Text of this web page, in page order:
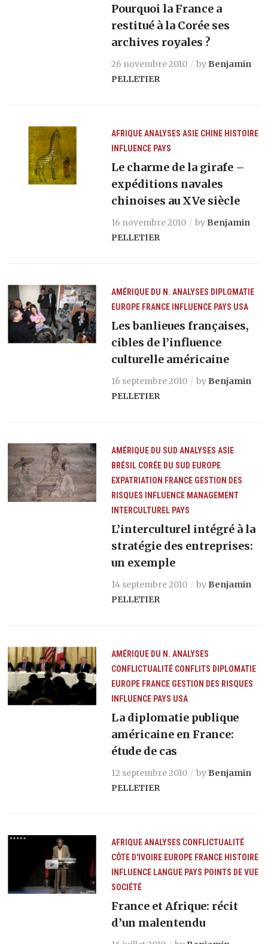
Pourquoi la France a
restitué à la Corée ses
archives royales ?
26 novembre 2010 by Benjamin
PELLETIER
AFRIQUEANALYSES ASIE CHINE HISTOIRE
INFLUENCE PAYS
Le charme de la girafe –
expéditions navales
chinoises au XVe siècle
16 novembre 2010 by Benjamin
PELLETIER
AMÉRIQUE DU N. ANALYSES DIPLOMATIE
EUROPE FRANCE INFLUENCE PAYS USA
Les banlieues françaises,
cibles de l’influence
culturelle américaine
16 septembre 2010 by Benjamin
PELLETIER
AMÉRIQUE DU SUD ANALYSES ASIE
BRÉSIL CORÉE DU SUD EUROPE
EXPATRIATION FRANCE GESTION DES
RISQUES
INFLUENCE MANAGEMENT
INTERCULTUREL PAYS
L’interculturel intégré à la
stratégie des entreprises:
un exemple
14 septembre 2010 by Benjamin
PELLETIER
AMÉRIQUE DU N. ANALYSES
CONFLICTUALITÉ CONFLITS DIPLOMATIE
EUROPE FRANCE GESTION DES RISQUES
INFLUENCE PAYS USA
La diplomatie publique
américaine en France:
étude de cas
12 septembre 2010 by Benjamin
PELLETIER
AFRIQUEANALYSES CONFLICTUALITÉ
CÔTE D'IVOIRE EUROPE FRANCE HISTOIRE
INFLUENCE LANGUE PAYS POINTS DE VUE
SOCIÉTÉ
France et Afrique: récit
d’un malentendu